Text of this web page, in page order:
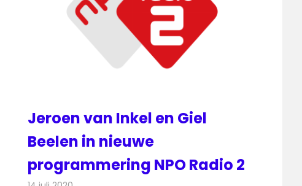
Jeroen van Inkel en Giel
Beelen in nieuwe
programmering NPO Radio 2